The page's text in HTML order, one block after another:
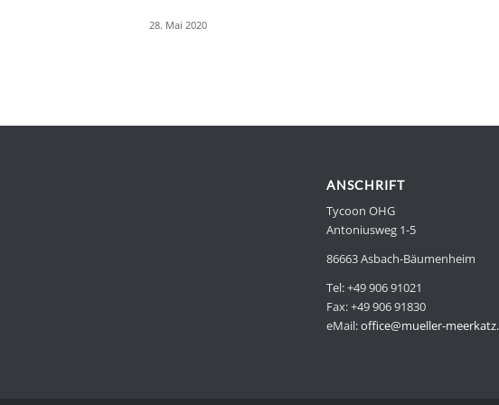
28. Mai 2020
ANSCHRIFT
Tycoon OHG
Antoniusweg 1-5
86663 Asbach-Bäumenheim
Tel: +49 906 91021
Fax: +49 906 91830
eMail:office@mueller-